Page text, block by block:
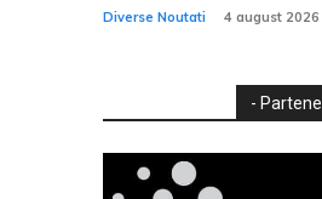
Diverse Noutati 4 august 2026
-